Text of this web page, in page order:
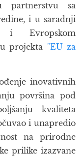
partnerstvu sa
i u saradnji
i Evropskom
projekta "EU za
inovativnih
površina pod
kvaliteta
i unapredio
na prirodne
prilike izazvane